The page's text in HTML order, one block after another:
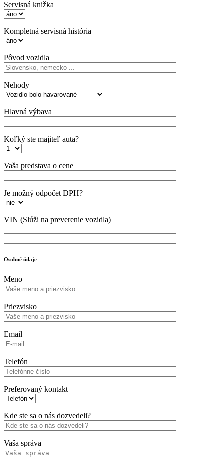
Servisná knižka
Kompletná servisná história
Pôvod vozidla
Nehody
Hlavná výbava
Koľký ste majiteľ auta?
Vaša predstava o cene
Je možný odpočet DPH?
VIN (Slúži na preverenie vozidla)
Osobné údaje
Meno
Priezvisko
Email
Telefón
Preferovaný kontakt
Kde ste sa o nás dozvedeli?
Vaša správa